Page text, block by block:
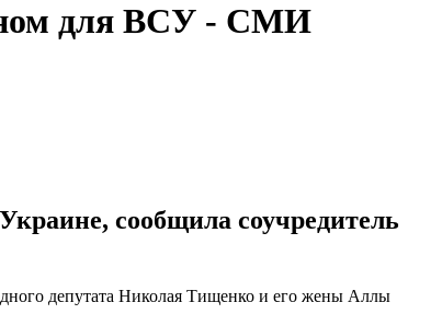
для ВСУ - СМИ
сообщила соучредитель
депутата Николая Тищенко и его жены Аллы